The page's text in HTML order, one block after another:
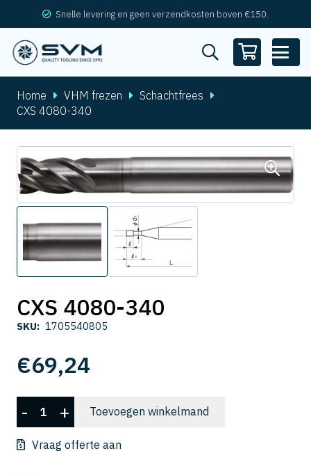
Snelle levering en geen verzendkosten boven €150.
Home VHM frezen
Schachtfrees
CXS 4080-340
CXS 4080-340
SKU: 1705540805
€69,24
4080-
340
- + Toevoegen winkelmand
Vraag offerte aan